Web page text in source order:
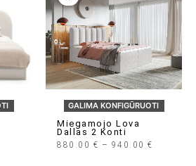
GALIMA KONFIGŪRUOTI
Miegamojo Lova
Dallas 2 Konti
880.00 € – 940.00€